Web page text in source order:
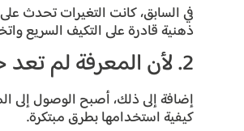
في السابق، كانت التغيرات تحدث
ذهنية قادرة على التكيف السريع
2. لأن المعرفة لم تعد حكرًا على أحد
إضافة إلى ذلك، أصبح الوصول إلى
كيفية استخدامها بطرق مبتكرة.